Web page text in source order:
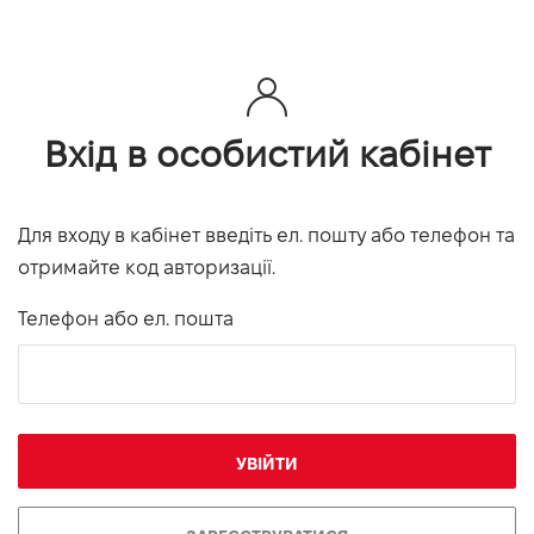
Вхід в особистий кабінет
Для входу в кабінет введіть ел. пошту або телефон та
отримайте код авторизації.
Телефон або ел. пошта
УВІЙТИ